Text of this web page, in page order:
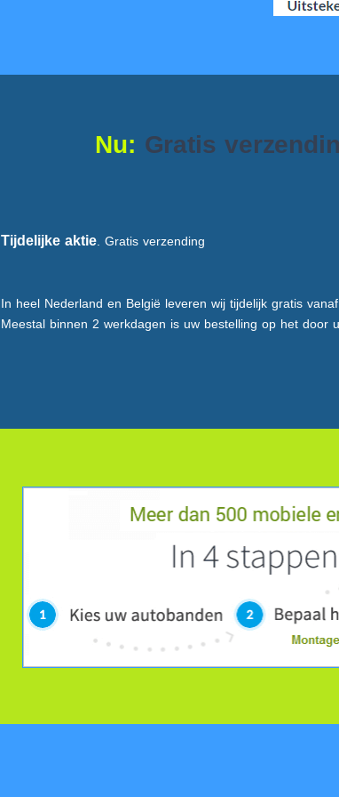
Nu: Gratis
Tijdelijke aktie . Gratis verzending
In heel Nederland en België leveren wij tijdelijk gratis vanaf
Meestal binnen 2 werkdagen is uw bestelling op het door